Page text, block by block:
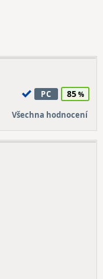
PC 85
Všechna hodnocení